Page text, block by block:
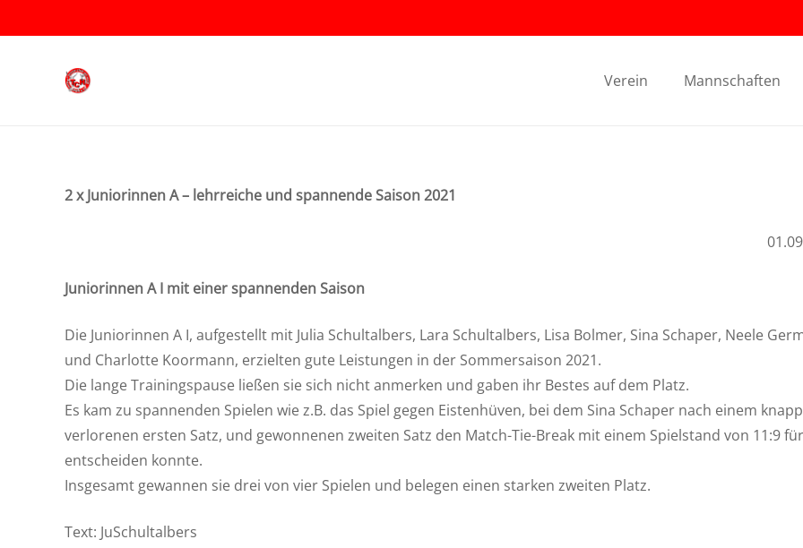
Verein Mannschaften
2 x Juniorinnen A – lehrreiche und spannende Saison 2021
Juniorinnen A I mit einer spannenden Saison
Die Juniorinnen A I, aufgestellt mit Julia Schultalbers, Lara Schultalbers, Lisa Bolmer, Sina Schaper, Neele
und Charlotte Koormann, erzielten gute Leistungen in der Sommersaison 2021.
Die lange Trainingspause ließen sie sich nicht anmerken und gaben ihr Bestes auf dem Platz.
Es kam zu spannenden Spielen wie z.B. das Spiel gegen Eistenhüven, bei dem Sina Schaper nach einem knapp
verlorenen ersten Satz, und gewonnenen zweiten Satz den Match-Tie-Break mit einem Spielstand von 11:9
entscheiden konnte.
Insgesamt gewannen sie drei von vier Spielen und belegen einen starken zweiten Platz.
Text: JuSchultalbers